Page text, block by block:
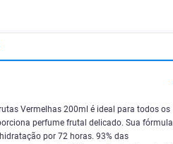
Vermelhas 200ml é ideal para todos os
perfume frutal delicado. Sua fórmula
por 72 horas. 93% das